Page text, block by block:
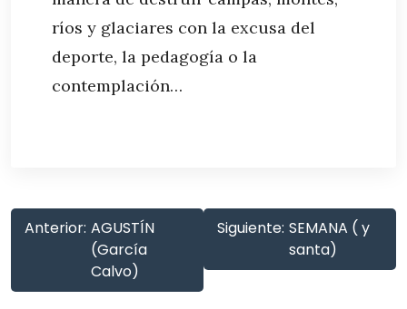
ríos y glaciares con la excusa del
deporte, la pedagogía o la
contemplación…
Anterior: AGUSTÍN
(García
Calvo)
Siguiente: SEMANA ( y
santa)